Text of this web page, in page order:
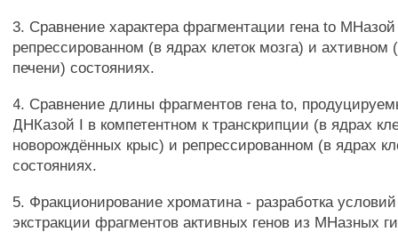
3. Сравнение характера фрагментации гена to
репрессированном (в ядрах клеток мозга) и ахтивном
печени) состояниях.
4. Сравнение длины фрагментов гена to,
ДНКазой I в компетентном к транскрипции (в ядрах
новорождённых крыс) и репрессированном (в ядрах
состояниях.
5. Фракционирование хроматина - разработка
экстракции фрагментов активных генов из МНазных